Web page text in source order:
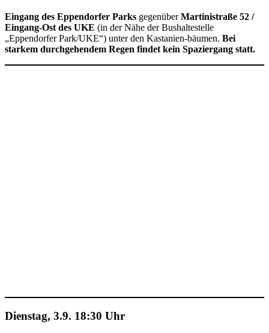
Eingang des Eppendorfer Parks gegenüberMartinistraße 52 /
Eingang-Ost des UKE (in der Nähe der Bushaltestelle
„Eppendorfer Park/UKE“) unter den Kastanien-bäumen. Bei
starkem durchgehendem Regen findet kein Spaziergang statt.
Dienstag, 3.9. 18:30 Uhr